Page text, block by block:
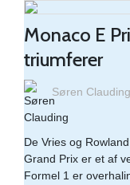
Monaco E
triumferer
Søren Clauding
De Vries og
Grand Prix er et af
Formel 1 er